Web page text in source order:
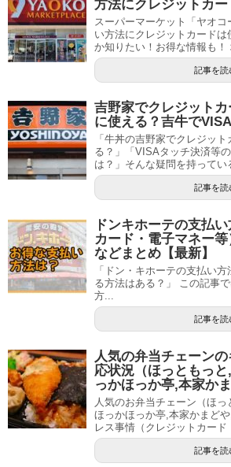
方法にクレジットカー
スーパーマーケット「ヤオ
い方法にクレジットカード
か知りたい！お得な情報も！
記事を読
吉野家でクレジット
に使える？吉牛で
「牛丼の吉野家でクレジッ
る？」「VISAタッチ決済等
は？」そんな疑問を持ってい
記事を読
ドンキホーテの支払
カード・電子マネー
などまとめ【最新】
「ドン・キホーテの支払い
る方法はある？」 この記事
方...
記事を読
人気の弁当チェーン
応状況（ほっともっ
っかほっか亭,本家か
人気のお弁当チェーン（ほっ
ほっかほっか亭,本家かまど
レス事情（クレジットカード
記事を読